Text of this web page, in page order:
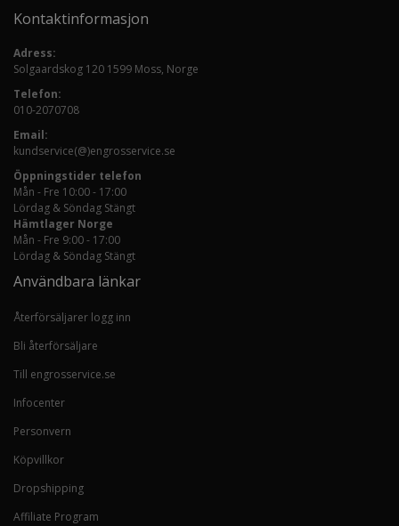
Kontaktinformasjon
Adress:
Solgaardskog 120 1599 Moss, Norge
Telefon:
010-2070708
Email:
kundservice(@)engrosservice.se
Öppningstider telefon
Mån - Fre 10:00 - 17:00
Lördag & Söndag Stängt
Hämtlager Norge
Mån - Fre 9:00 - 17:00
Lördag & Söndag Stängt
Användbara länkar
Återförsäljarer logg inn
Bli återförsäljare
Till engrosservice.se
Infocenter
Personvern
Köpvillkor
Dropshipping
Affiliate Program